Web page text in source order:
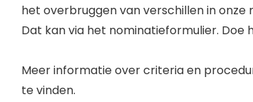
het overbruggen van verschillen in onze
Dat kan via het nominatieformulier. Doe
Meer informatie over criteria en
te vinden.